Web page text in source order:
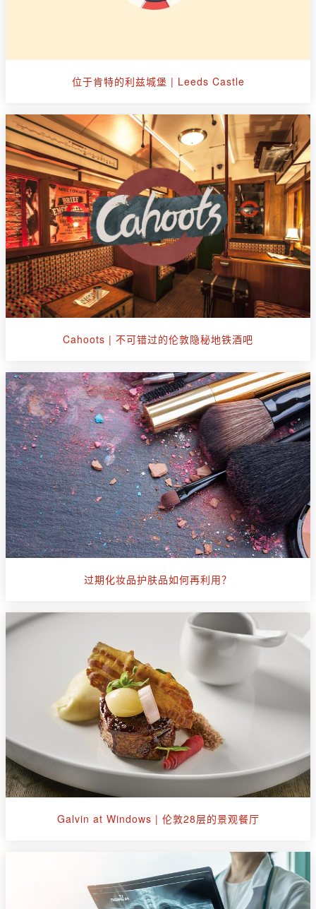
位于肯特的利兹城堡 | Leeds Castle
Cahoots | 不可错过的伦敦隐秘地铁酒吧
过期化妆品护肤品如何再利用？
Galvin at Windows | 伦敦28层的景观餐厅